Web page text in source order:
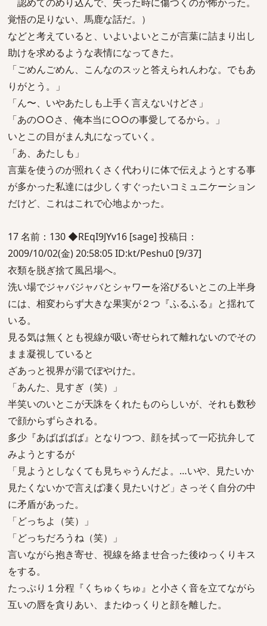
覚悟の足りない、馬鹿な話だ。）
などと考えていると、いよいよいとこが言葉に詰まり出し
助けを求めるような表情になってきた。
「ごめんごめん、こんなのスッと答えられんわな。でもあ
りがとう。」
「ん〜、いやあたしも上手く言えないけどさ」
「あの○○さ、俺本当に○○の事愛してるから。」
いとこの目がまん丸になっていく。
「あ、あたしも」
言葉を使うのが照れくさく代わりに体で伝えようとする事
が多かった私達には少しくすぐったいコミュニケーション
だけど、これはこれで心地よかった。
17 名前：130 ◆REqI9JYv16 [sage] 投稿日：
2009/10/02(金) 20:58:05 ID:kt/Peshu0 [9/37]
衣類を脱ぎ捨て風呂場へ。
洗い場でジャバジャバとシャワーを浴びるいとこの上半身
には、相変わらず大きな果実が２つ『ふるふる』と揺れて
いる。
見る気は無くとも視線が吸い寄せられて離れないのでその
まま凝視していると
ざあっと視界が湯でぼやけた。
「あんた、見すぎ（笑）」
半笑いのいとこが天誅をくれたものらしいが、それも数秒
で顔からずらされる。
多少『あばばばば』となりつつ、顔を拭って一応抗弁して
みようとするが
「見ようとしなくても見ちゃうんだよ。…いや、見たいか
見たくないかで言えば凄く見たいけど」さっそく自分の中
に矛盾があった。
「どっちよ（笑）」
「どっちだろうね（笑）」
言いながら抱き寄せ、視線を絡ませ合った後ゆっくりキス
をする。
たっぷり１分程『くちゅくちゅ』と小さく音を立てながら
互いの唇を貪りあい、またゆっくりと顔を離した。